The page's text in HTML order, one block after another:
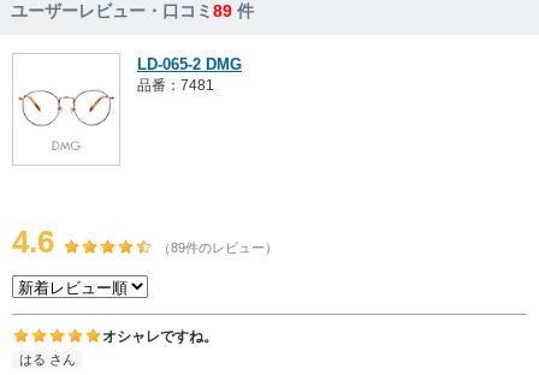
ユーザーレビュー・口コミ89 件
LD-065-2 DMG
品番：7481
4.6 （89件のレビュー）
オシャレですね。
はる さん